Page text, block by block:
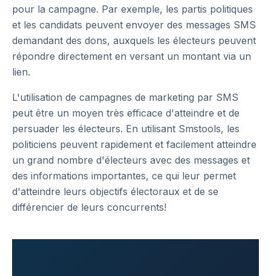
pour la campagne. Par exemple, les partis politiques
et les candidats peuvent envoyer des messages SMS
demandant des dons, auxquels les électeurs peuvent
répondre directement en versant un montant via un
lien.
L'utilisation de campagnes de marketing par SMS
peut être un moyen très efficace d'atteindre et de
persuader les électeurs. En utilisant Smstools, les
politiciens peuvent rapidement et facilement atteindre
un grand nombre d'électeurs avec des messages et
des informations importantes, ce qui leur permet
d'atteindre leurs objectifs électoraux et de se
différencier de leurs concurrents!